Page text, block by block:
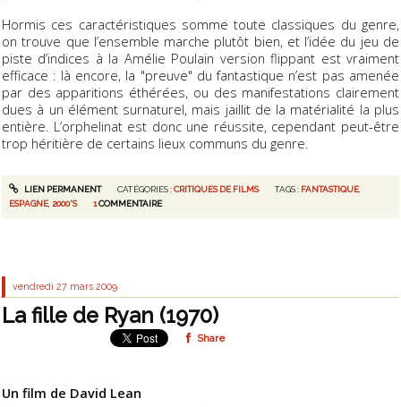
Hormis ces caractéristiques somme toute classiques du genre,
on trouve que l’ensemble marche plutôt bien, et l’idée du jeu de
piste d’indices à la Amélie Poulain version flippant est vraiment
efficace : là encore, la "preuve" du fantastique n’est pas amenée
par des apparitions éthérées, ou des manifestations clairement
dues à un élément surnaturel, mais jaillit de la matérialité la plus
entière. L’orphelinat est donc une réussite, cependant peut-être
trop héritière de certains lieux communs du genre.
LIEN PERMANENT CATÉGORIES :CRITIQUES DE FILMS TAGS : FANTASTIQUE
ESPAGNE 2000'S 1 COMMENTAIRE
vendredi 27 mars 2009
La fille de Ryan (1970)
Share
Un film de David Lean